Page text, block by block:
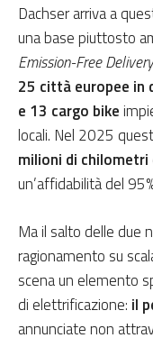
Dachser arriva a
una base piuttosto
Emission-Free Delivery
25 città europee in
e 13 cargo bike
locali. Nel 2025
milioni di chilometri
un’affidabilità del
Ma il salto delle due
ragionamento su
scena un elemento
di elettrificazione: il
annunciate non